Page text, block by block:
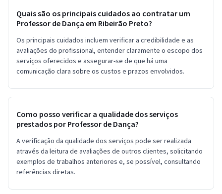
Quais são os principais cuidados ao contratar um
Professor de Dança em Ribeirão Preto?
Os principais cuidados incluem verificar a credibilidade e as
avaliações do profissional, entender claramente o escopo dos
serviços oferecidos e assegurar-se de que há uma
comunicação clara sobre os custos e prazos envolvidos.
Como posso verificar a qualidade dos serviços
prestados por Professor de Dança?
A verificação da qualidade dos serviços pode ser realizada
através da leitura de avaliações de outros clientes, solicitando
exemplos de trabalhos anteriores e, se possível, consultando
referências diretas.